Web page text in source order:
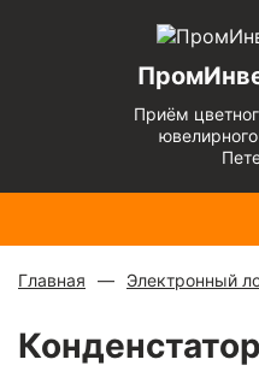
Приём
Медь
кг
Радиаторы
310 ₽/кг
Медный
кг
Главная Электронный